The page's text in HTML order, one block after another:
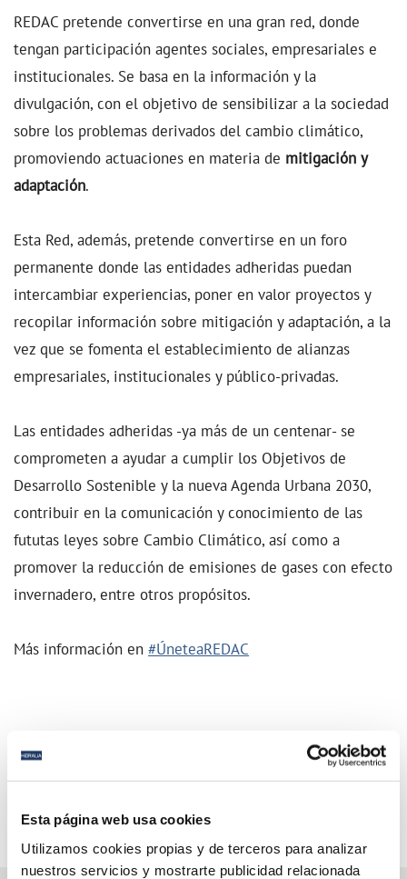
Esta página web usa cookies
Utilizamos cookies propias y de terceros para analizar
nuestros servicios y mostrarte publicidad relacionada
REDAC pretende convertirse en una gran red, donde
tengan participación agentes sociales, empresariales e
institucionales. Se basa en la información y la
divulgación, con el objetivo de sensibilizar a la sociedad
sobre los problemas derivados del cambio climático,
promoviendo actuaciones en materia de mitigación y
adaptación.
Esta Red, además, pretende convertirse en un foro
permanente donde las entidades adheridas puedan
intercambiar experiencias, poner en valor proyectos y
recopilar información sobre mitigación y adaptación, a la
vez que se fomenta el establecimiento de alianzas
empresariales, institucionales y público-privadas.
Las entidades adheridas -ya más de un centenar- se
comprometen a ayudar a cumplir los Objetivos de
Desarrollo Sostenible y la nueva Agenda Urbana 2030,
contribuir en la comunicación y conocimiento de las
fututas leyes sobre Cambio Climático, así como a
promover la reducción de emisiones de gases con efecto
invernadero, entre otros propósitos.
Más información en #ÚneteaREDAC